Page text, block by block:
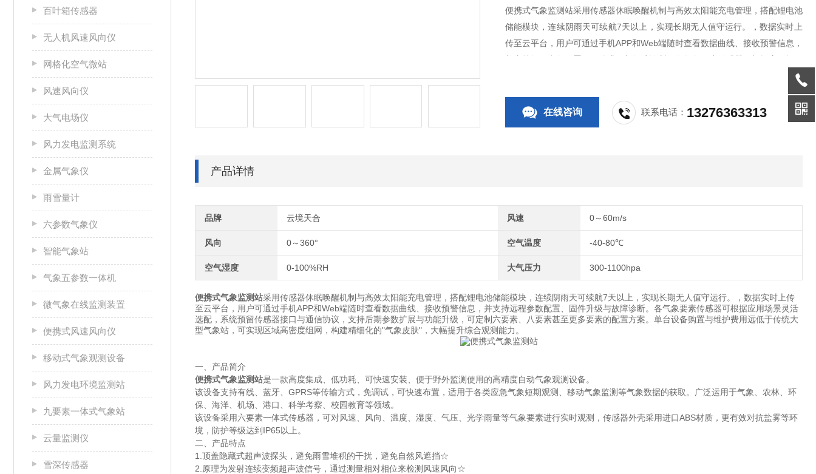
百叶箱传感器
无人机风速风向仪
网格化空气微站
风速风向仪
大气电场仪
风力发电监测系统
金属气象仪
雨雪量计
六参数气象仪
智能气象站
气象五参数一体机
微气象在线监测装置
便携式风速风向仪
移动式气象观测设备
风力发电环境监测站
九要素一体式气象站
云量监测仪
雪深传感器
便携式气象监测站采用传感器休眠唤醒机制与高效太阳能充电管理，搭配锂电池
储能模块，连续阴雨天可续航7天以上，实现长期无人值守运行。，数据实时上
传至云平台，用户可通过手机APP和Web端随时查看数据曲线、接收预警信息，
并支持远程参数配置、固件升级与故障诊断。各气象要素传感器可根据应用场景
在线咨询 联系电话： 13276363313
产品详情
品牌 云境天合 风速 0～60m/s
风向 0～360° 空气温度 -40-80℃
空气湿度 0-100%RH 大气压力 300-1100hpa
便携式气象监测站采用传感器休眠唤醒机制与高效太阳能充电管理，搭配锂电池储能模块，连续阴雨天可续航7天以上，实现长期无人值守运行。，数据实时上传
至云平台，用户可通过手机APP和Web端随时查看数据曲线、接收预警信息，并支持远程参数配置、固件升级与故障诊断。各气象要素传感器可根据应用场景灵活
选配，系统预留传感器接口与通信协议，支持后期参数扩展与功能升级，可定制六要素、八要素甚至更多要素的配置方案。单台设备购置与维护费用远低于传统大
型气象站，可实现区域高密度组网，构建精细化的"气象皮肤"，大幅提升综合观测能力。
一、产品简介
便携式气象监测站是一款高度集成、低功耗、可快速安装、便于野外监测使用的高精度自动气象观测设备。
该设备支持有线、蓝牙、GPRS等传输方式，免调试，可快速布置，适用于各类应急气象短期观测、移动气象监测等气象数据的获取。广泛运用于气象、农林、环
保、海洋、机场、港口、科学考察、校园教育等领域。
该设备采用六要素一体式传感器，可对风速、风向、温度、湿度、气压、光学雨量等气象要素进行实时观测，传感器外壳采用进口ABS材质，更有效对抗盐雾等环
境，防护等级达到IP65以上。
二、产品特点
1.顶盖隐藏式超声波探头，避免雨雪堆积的干扰，避免自然风遮挡☆
2.原理为发射连续变频超声波信号，通过测量相对相位来检测风速风向☆